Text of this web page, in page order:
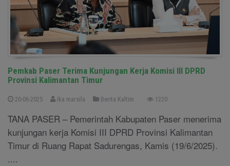
Pemkab Paser Terima Kunjungan Kerja Komisi III DPRD
Provinsi Kalimantan Timur
20-06-2025 Ika marsila Berita Kaltim 1220
TANA PASER – Pemerintah Kabupaten Paser menerima
kunjungan kerja Komisi III DPRD Provinsi Kalimantan
Timur di Ruang Rapat Sadurengas, Kamis (19/6/2025).
....